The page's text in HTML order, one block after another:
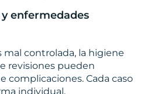
enfermedades
mal controlada, la higiene
revisiones pueden
complicaciones. Cada caso
individual.